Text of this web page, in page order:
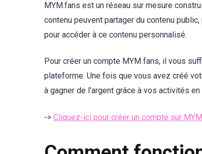
MYM.fans est un réseau sur mesure
contenu peuvent partager du contenu
pour accéder à ce contenu personnalisé.
Pour créer un compte MYM fans, il vous
plateforme. Une fois que vous avez créé
à gagner de l’argent grâce à vos activités en
-> Cliquez-ici pour créer un compte sur